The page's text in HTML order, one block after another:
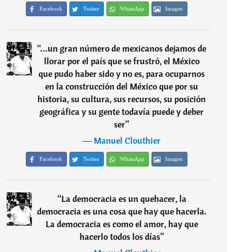
Facebook Twitter WhatsApp Imagen
“...un gran número de mexicanos dejamos de
llorar por el país que se frustró, el México
que pudo haber sido y no es, para ocuparnos
en la construcción del México que por su
historia, su cultura, sus recursos, su posición
geográfica y su gente todavía puede y deber
ser”
―Manuel Clouthier
Facebook Twitter WhatsApp Imagen
“La democracia es un quehacer, la
democracia es una cosa que hay que hacerla.
La democracia es como el amor, hay que
hacerlo todos los días”